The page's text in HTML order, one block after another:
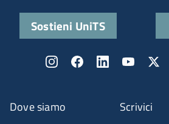
Dove siamo Scrivici
Sostieni UniTS